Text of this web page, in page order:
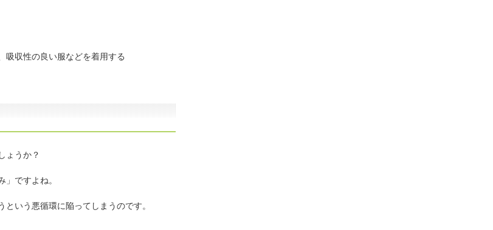
吸収性の良い服などを着用する
ょうか？
ですよね。
いう悪循環に陥ってしまうのです。